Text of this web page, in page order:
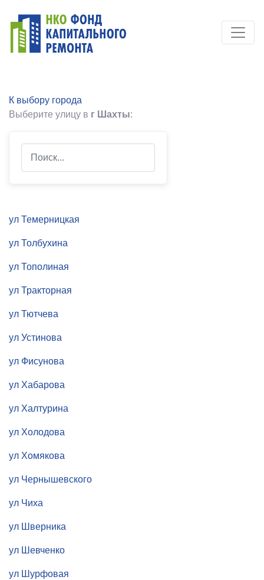
К выбору города
Выберите улицу в г Шахты:
ул Темерницкая
ул Толбухина
ул Тополиная
ул Тракторная
ул Тютчева
ул Устинова
ул Фисунова
ул Хабарова
ул Халтурина
ул Холодова
ул Хомякова
ул Чернышевского
ул Чиха
ул Шверника
ул Шевченко
ул Шурфовая